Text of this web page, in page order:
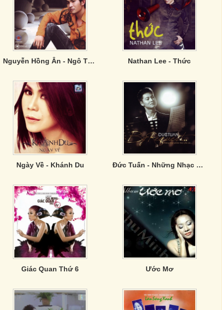
Nguyễn Hồng Ân - Ngô Thuỵ Miên Nathan Lee - Thức
Ngày Về - Khánh Du Đức Tuấn - Những Nhạc Phẩm Theo Yêu Cầu
Giác Quan Thứ 6 Ước Mơ